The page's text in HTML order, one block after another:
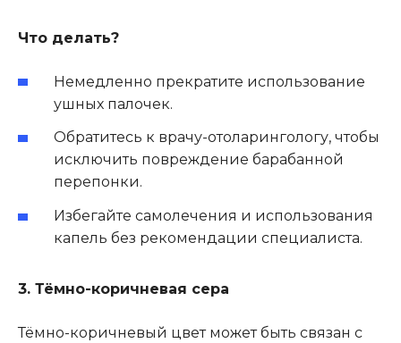
Что делать?
Немедленно прекратите использование
ушных палочек.
Обратитесь к врачу-отоларингологу, чтобы
исключить повреждение барабанной
перепонки.
Избегайте самолечения и использования
капель без рекомендации специалиста.
3. Тёмно-коричневая сера
Тёмно-коричневый цвет может быть связан с